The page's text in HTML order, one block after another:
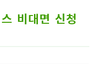
비대면 신청